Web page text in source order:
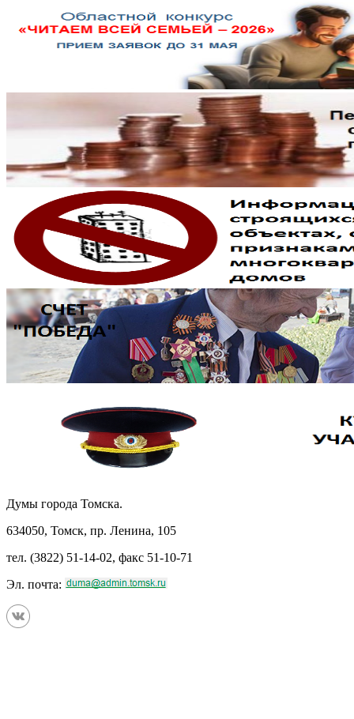
Думы города Томска.
634050, Томск, пр. Ленина, 105
тел. (3822) 51-14-02, факс 51-10-71
Эл. почта: